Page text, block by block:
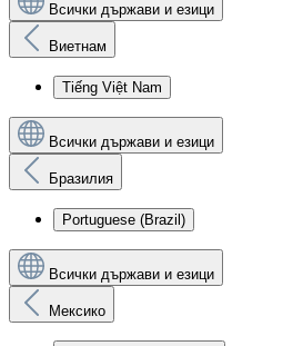
Всички държави и езици
Виетнам
Tiếng Việt Nam
Всички държави и езици
Бразилия
Portuguese (Brazil)
Всички държави и езици
Мексико